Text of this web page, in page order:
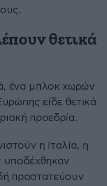
θετικά
ένα μπλοκ χωρών
είδε θετικά
προεδρία.
η Ιταλία, η
υποδέχθηκαν
προστατεύουν